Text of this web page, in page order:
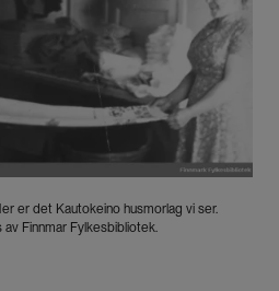
er det Kautokeino husmorlag vi ser.
Finnmar Fylkesbibliotek.